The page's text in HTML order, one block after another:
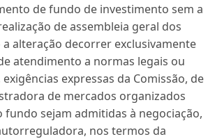
de fundo de investimento sem a
de assembleia geral dos
alteração decorrer exclusivamente
atendimento a normas legais ou
expressas da Comissão, de
de mercados organizados
fundo sejam admitidas à negociação,
nos termos da